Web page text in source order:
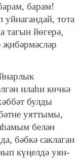
барам!
тота
тагын йөгерә,
җибәр­мәсләр
илаһи көчкә
булды
уяттымы,
белән
бәбкә саклаган
күңелдә уян­